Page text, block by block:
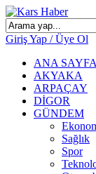
Giriş Yap / Üye Ol
ANA SAYFA
AKYAKA
ARPAÇAY
DİGOR
GÜNDEM
Sağlık
Spor